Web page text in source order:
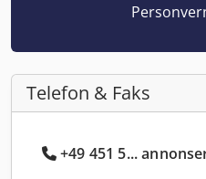
Telefon & Faks
+49 451 5...